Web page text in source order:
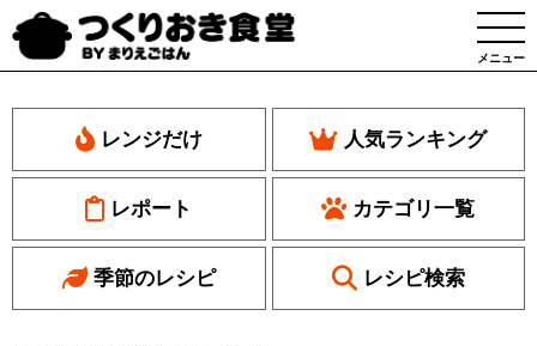
メニュー
レンジだけ 人気ランキング
レポート カテゴリ一覧
季節のレシピ レシピ検索